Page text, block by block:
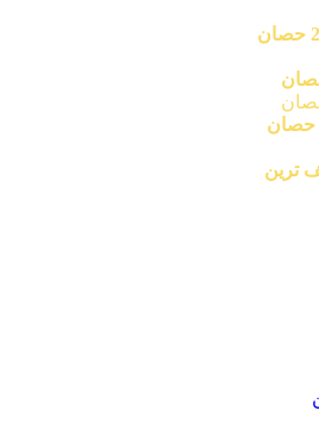
ترين